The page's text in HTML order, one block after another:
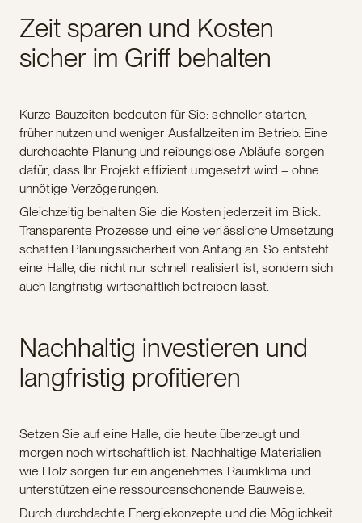
Zeit sparen und Kosten
sicher im Griff behalten
Kurze Bauzeiten bedeuten für Sie: schneller starten,
früher nutzen und weniger Ausfallzeiten im Betrieb. Eine
durchdachte Planung und reibungslose Abläufe sorgen
dafür, dass Ihr Projekt effizient umgesetzt wird – ohne
unnötige Verzögerungen.
Gleichzeitig behalten Sie die Kosten jederzeit im Blick.
Transparente Prozesse und eine verlässliche Umsetzung
schaffen Planungssicherheit von Anfang an. So entsteht
eine Halle, die nicht nur schnell realisiert ist, sondern sich
auch langfristig wirtschaftlich betreiben lässt.
Nachhaltig investieren und
langfristig profitieren
Setzen Sie auf eine Halle, die heute überzeugt und
morgen noch wirtschaftlich ist. Nachhaltige Materialien
wie Holz sorgen für ein angenehmes Raumklima und
unterstützen eine ressourcenschonende Bauweise.
Durch durchdachte Energiekonzepte und die Möglichkeit